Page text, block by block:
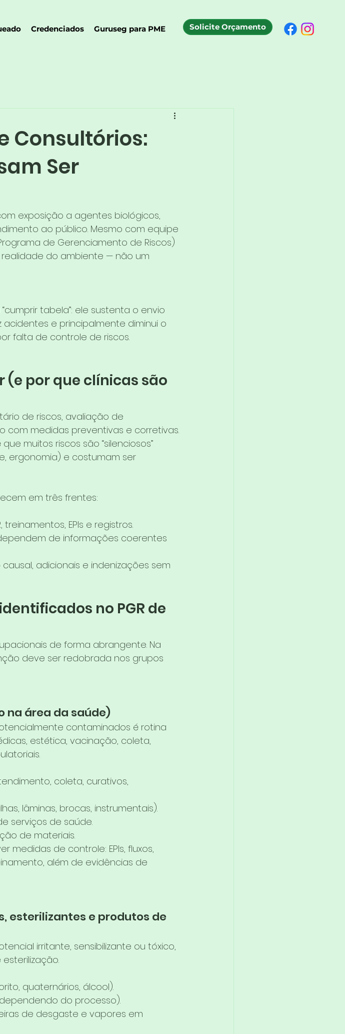
Credenciados Guruseg para PME Solicite Orçamento
Consultórios:
Ser
exposição a agentes biológicos,
ao público. Mesmo com equipe
de Gerenciamento de Riscos)
realidade do ambiente — não um
tabela”: ele sustenta o envio
acidentes e principalmente diminui o
falta de controle de riscos.
(e por que clínicas são
de riscos, avaliação de
medidas preventivas e corretivas.
muitos riscos são “silenciosos”
ergonomia) e costumam ser
em três frentes:
EPIs e registros.
de informações coerentes
adicionais e indenizações sem
no PGR de
de forma abrangente. Na
deve ser redobrada nos grupos
na área da saúde)
contaminados é rotina
estética, vacinação, coleta,
coleta, curativos,
lâminas, brocas, instrumentais).
serviços de saúde.
de materiais.
medidas de controle: EPIs, fluxos,
além de evidências de
esterilizantes e produtos de
irritante, sensibilizante ou tóxico,
quaternários, álcool).
do processo).
de desgaste e vapores em